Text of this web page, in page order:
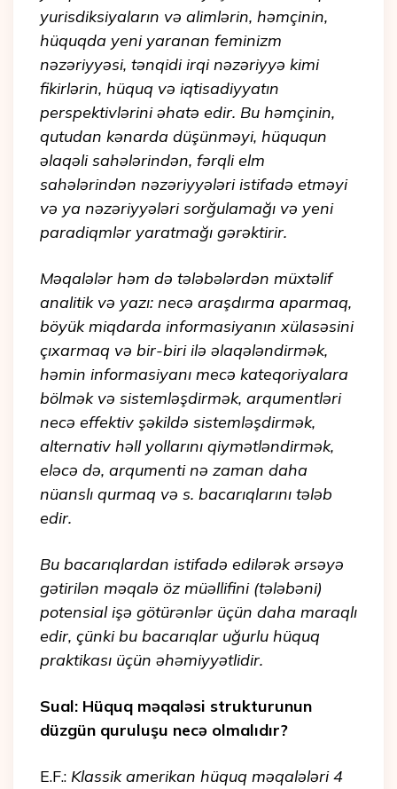
yurisdiksiyaların və alimlərin, həmçinin,
hüquqda yeni yaranan feminizm
nəzəriyyəsi, tənqidi irqi nəzəriyyə kimi
fikirlərin, hüquq və iqtisadiyyatın
perspektivlərini əhatə edir. Bu həmçinin,
qutudan kənarda düşünməyi, hüququn
əlaqəli sahələrindən, fərqli elm
sahələrindən nəzəriyyələri istifadə etməyi
və ya nəzəriyyələri sorğulamağı və yeni
paradiqmlər yaratmağı gərəktirir.
Məqalələr həm də tələbələrdən müxtəlif
analitik və yazı: necə araşdırma aparmaq,
böyük miqdarda informasiyanın xülasəsini
çıxarmaq və bir-biri ilə əlaqələndirmək,
həmin informasiyanı mecə kateqoriyalara
bölmək və sistemləşdirmək, arqumentləri
necə effektiv şəkildə sistemləşdirmək,
alternativ həll yollarını qiymətləndirmək,
eləcə də, arqumenti nə zaman daha
nüanslı qurmaq və s. bacarıqlarını tələb
edir.
Bu bacarıqlardan istifadə edilərək ərsəyə
gətirilən məqalə öz müəllifini (tələbəni)
potensial işə götürənlər üçün daha maraqlı
edir, çünki bu bacarıqlar uğurlu hüquq
praktikası üçün əhəmiyyətlidir.
Sual: Hüquq məqaləsi strukturunun
düzgün quruluşu necə olmalıdır?
E.F.: Klassik amerikan hüquq məqalələri 4